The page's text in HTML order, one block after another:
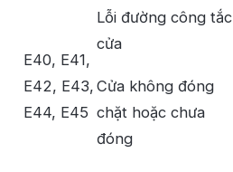
E40, E41,
E42, E43,
E44, E45
Lỗi đường công tắc
cửa
Cửa không đóng
chặt hoặc chưa
đóng